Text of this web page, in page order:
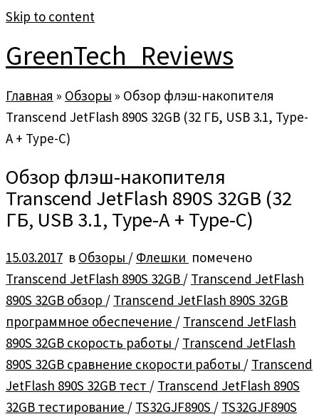
Skip to content
GreenTech_Reviews
Главная » Обзоры » Обзор флэш-накопителя
Transcend JetFlash 890S 32GB (32 ГБ, USB 3.1, Type-
A + Type-C)
Обзор флэш-накопителя
Transcend JetFlash 890S 32GB (32
ГБ, USB 3.1, Type-A + Type-C)
15.03.2017 в Обзоры / Флешки помечено
Transcend JetFlash 890S 32GB / Transcend JetFlash
890S 32GB обзор / Transcend JetFlash 890S 32GB
программное обеспечение / Transcend JetFlash
890S 32GB скорость работы / Transcend JetFlash
890S 32GB сравнение скорости работы / Transcend
JetFlash 890S 32GB тест / Transcend JetFlash 890S
32GB тестирование / TS32GJF890S / TS32GJF890S